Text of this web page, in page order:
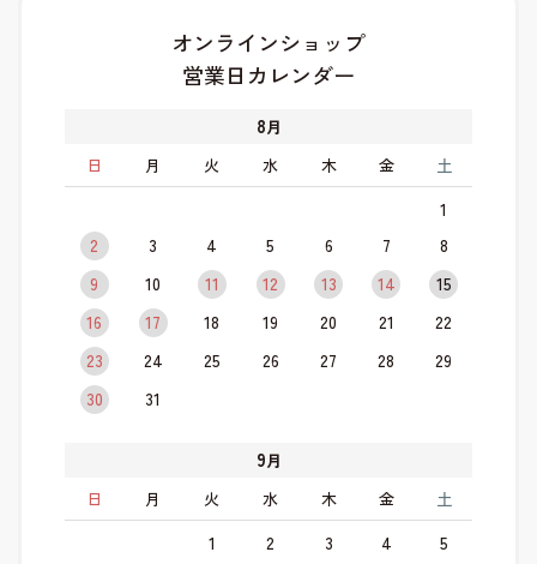
オンラインショップ
営業日カレンダー
8月
日
月 火 水 木 金 土
1
2
3 4 5 6 7
8
9
10 11 12 13 14
15
16
17 18 19 20 21
22
23
24 25 26 27 28
29
30
31
9月
日
月 火 水 木 金 土
1 2 3 4
5